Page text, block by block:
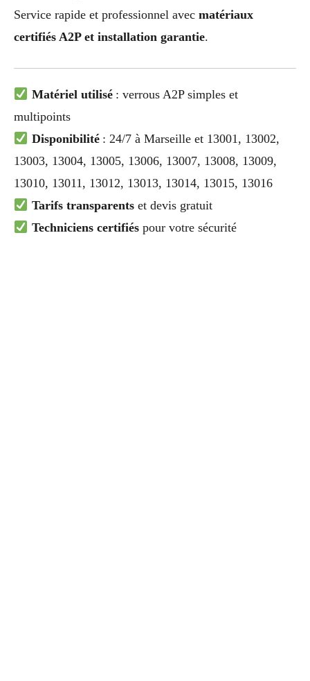
Service rapide et professionnel avec matériaux
certifiés A2P et installation garantie.
Matériel utilisé: verrous A2P simples et
multipoints
Disponibilité: 24/7 à Marseille et 13001, 13002,
13003, 13004, 13005, 13006, 13007, 13008, 13009,
13010, 13011, 13012, 13013, 13014, 13015, 13016
Tarifs transparentset devis gratuit
Techniciens certifiéspour votre sécurité